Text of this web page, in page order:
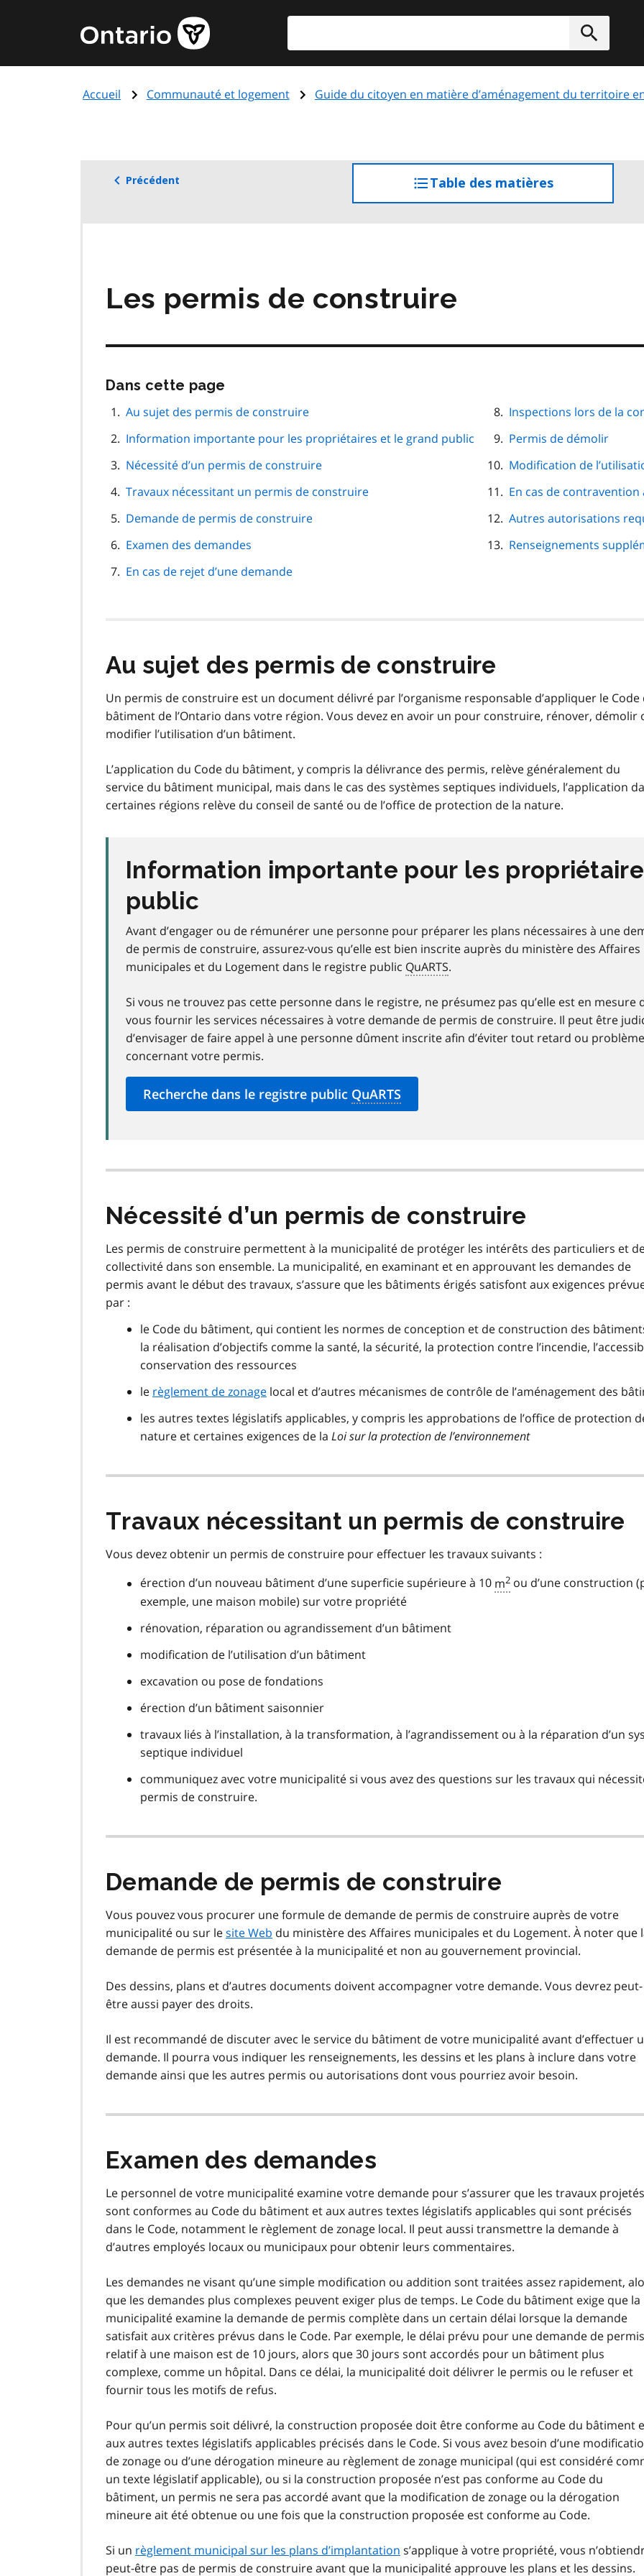
principal
Page
d'accueil
de
Accueil Communauté et logement Guide du citoyen en matière d’aménagement du territoire
Précédent Table des matièresaccéder
à
Les permis de construire
Dans cette page
navigation
page
Au sujet des permis de construire
Information importante pour les propriétaires et le grand public
Nécessité d’un permis de construire
Travaux nécessitant un permis de construire
Demande de permis de construire
Examen des demandes
En cas de rejet d’une demande
Inspections lors de la
Permis de démolir
Modification de
En cas de contravention
Autres autorisations
Renseignements
Au sujet des permis de construire
Un permis de construire est un document délivré par l’organisme responsable d’appliquer le Code
bâtiment de l’Ontario dans votre région. Vous devez en avoir un pour construire, rénover, démolir
modifier l’utilisation d’un bâtiment.
L’application du Code du bâtiment, y compris la délivrance des permis, relève généralement du
service du bâtiment municipal, mais dans le cas des systèmes septiques individuels, l’application
certaines régions relève du conseil de santé ou de l’office de protection de la nature.
Information importante pour les
public
Avant d’engager ou de rémunérer une personne pour préparer les plans nécessaires à une
de permis de construire, assurez-vous qu’elle est bien inscrite auprès du ministère des Affaires
municipales et du Logement dans le registre public QuARTS.
Si vous ne trouvez pas cette personne dans le registre, ne présumez pas qu’elle est en mesure
vous fournir les services nécessaires à votre demande de permis de construire. Il peut être
d’envisager de faire appel à une personne dûment inscrite afin d’éviter tout retard ou problème
concernant votre permis.
Recherche dans le registre public QuARTS
Nécessité d’un permis de construire
Les permis de construire permettent à la municipalité de protéger les intérêts des particuliers et
collectivité dans son ensemble. La municipalité, en examinant et en approuvant les demandes de
permis avant le début des travaux, s’assure que les bâtiments érigés satisfont aux exigences
par :
le Code du bâtiment, qui contient les normes de conception et de construction des
la réalisation d’objectifs comme la santé, la sécurité, la protection contre l’incendie,
conservation des ressources
le règlement de zonage local et d’autres mécanismes de contrôle de l’aménagement des
les autres textes législatifs applicables, y compris les approbations de l’office de protection
nature et certaines exigences de la Loi sur la protection de l’environnement
Travaux nécessitant un permis de construire
Vous devez obtenir un permis de construire pour effectuer les travaux suivants :
érection d’un nouveau bâtiment d’une superficie supérieure à 10 m2 ou d’une construction
exemple, une maison mobile) sur votre propriété
rénovation, réparation ou agrandissement d’un bâtiment
modification de l’utilisation d’un bâtiment
excavation ou pose de fondations
érection d’un bâtiment saisonnier
travaux liés à l’installation, à la transformation, à l’agrandissement ou à la réparation d’un
septique individuel
communiquez avec votre municipalité si vous avez des questions sur les travaux qui
permis de construire.
Demande de permis de construire
Vous pouvez vous procurer une formule de demande de permis de construire auprès de votre
municipalité ou sur lesite Web du ministère des Affaires municipales et du Logement. À noter que
demande de permis est présentée à la municipalité et non au gouvernement provincial.
Des dessins, plans et d’autres documents doivent accompagner votre demande. Vous devrez peut-
être aussi payer des droits.
Il est recommandé de discuter avec le service du bâtiment de votre municipalité avant d’effectuer
demande. Il pourra vous indiquer les renseignements, les dessins et les plans à inclure dans votre
demande ainsi que les autres permis ou autorisations dont vous pourriez avoir besoin.
Examen des demandes
Le personnel de votre municipalité examine votre demande pour s’assurer que les travaux projetés
sont conformes au Code du bâtiment et aux autres textes législatifs applicables qui sont précisés
dans le Code, notamment le règlement de zonage local. Il peut aussi transmettre la demande à
d’autres employés locaux ou municipaux pour obtenir leurs commentaires.
Les demandes ne visant qu’une simple modification ou addition sont traitées assez rapidement,
que les demandes plus complexes peuvent exiger plus de temps. Le Code du bâtiment exige que la
municipalité examine la demande de permis complète dans un certain délai lorsque la demande
satisfait aux critères prévus dans le Code. Par exemple, le délai prévu pour une demande de permis
relatif à une maison est de 10 jours, alors que 30 jours sont accordés pour un bâtiment plus
complexe, comme un hôpital. Dans ce délai, la municipalité doit délivrer le permis ou le refuser et
fournir tous les motifs de refus.
Pour qu’un permis soit délivré, la construction proposée doit être conforme au Code du bâtiment
aux autres textes législatifs applicables précisés dans le Code. Si vous avez besoin d’une
de zonage ou d’une dérogation mineure au règlement de zonage municipal (qui est considéré
un texte législatif applicable), ou si la construction proposée n’est pas conforme au Code du
bâtiment, un permis ne sera pas accordé avant que la modification de zonage ou la dérogation
mineure ait été obtenue ou une fois que la construction proposée est conforme au Code.
Si un règlement municipal sur les plans d’implantation s’applique à votre propriété, vous
peut-être pas de permis de construire avant que la municipalité approuve les plans et les dessins.